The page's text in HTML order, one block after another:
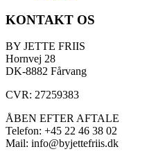
KONTAKT OS
BY JETTE FRIIS
Hornvej 28
DK-8882 Fårvang
CVR: 27259383
ÅBEN EFTER AFTALE
Telefon: +45 22 46 38 02
Mail: info@byjettefriis.dk